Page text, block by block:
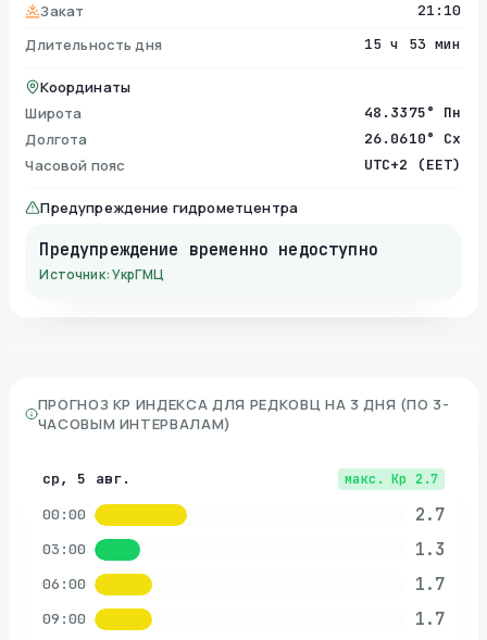
Закат 21:10
Длительность дня 15 ч 53 мин
Координаты
Широта
48.3375° Пн
Долгота 26.0610° Сх
Часовой пояс UTC+2 (EET)
Предупреждение гидрометцентра
Предупреждение временно недоступно
Источник: УкрГМЦ
ПРОГНОЗ KP ИНДЕКСА ДЛЯ РЕДКОВЦ НА 3 ДНЯ (ПО 3-
ЧАСОВЫМ ИНТЕРВАЛАМ)
ср, 5 авг. макс. Kp 2.7
00:00 2.7
03:00 1.3
06:00 1.7
09:00 1.7